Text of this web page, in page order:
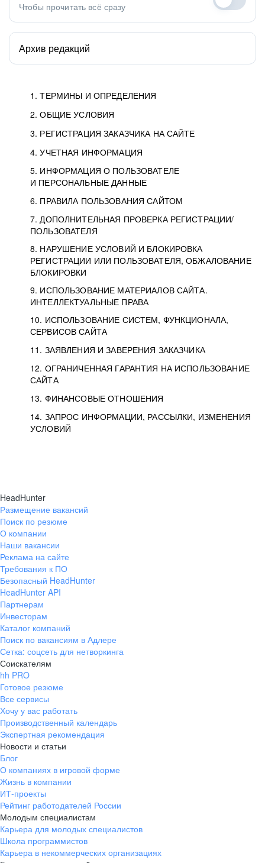
1. ТЕРМИНЫ И ОПРЕДЕЛЕНИЯ
2. ОБЩИЕ УСЛОВИЯ
3. РЕГИСТРАЦИЯ ЗАКАЗЧИКА НА САЙТЕ
4. УЧЕТНАЯ ИНФОРМАЦИЯ
5. ИНФОРМАЦИЯ О ПОЛЬЗОВАТЕЛЕ
И ПЕРСОНАЛЬНЫЕ ДАННЫЕ
6. ПРАВИЛА ПОЛЬЗОВАНИЯ САЙТОМ
7. ДОПОЛНИТЕЛЬНАЯ ПРОВЕРКА РЕГИСТРАЦИИ/
ПОЛЬЗОВАТЕЛЯ
8. НАРУШЕНИЕ УСЛОВИЙ И БЛОКИРОВКА
РЕГИСТРАЦИИ ИЛИ ПОЛЬЗОВАТЕЛЯ, ОБЖАЛОВАНИЕ
БЛОКИРОВКИ
9. ИСПОЛЬЗОВАНИЕ МАТЕРИАЛОВ САЙТА.
ИНТЕЛЛЕКТУАЛЬНЫЕ ПРАВА
10. ИСПОЛЬЗОВАНИЕ СИСТЕМ, ФУНКЦИОНАЛА,
СЕРВИСОВ САЙТА
11. ЗАЯВЛЕНИЯ И ЗАВЕРЕНИЯ ЗАКАЗЧИКА
12. ОГРАНИЧЕННАЯ ГАРАНТИЯ НА ИСПОЛЬЗОВАНИЕ
САЙТА
13. ФИНАНСОВЫЕ ОТНОШЕНИЯ
14. ЗАПРОС ИНФОРМАЦИИ, РАССЫЛКИ, ИЗМЕНЕНИЯ
УСЛОВИЙ
Чтобы прочитать всё сразу
Архив редакций
HeadHunter
Размещение вакансий
Поиск по резюме
О компании
Наши вакансии
Реклама на сайте
Требования к ПО
Безопасный HeadHunter
HeadHunter API
Партнерам
Инвесторам
Каталог компаний
Поиск по вакансиям в Адлере
Сетка: соцсеть для нетворкинга
Соискателям
hh PRO
Готовое резюме
Все сервисы
Хочу у вас работать
Производственный календарь
Экспертная рекомендация
Новости и статьи
Блог
О компаниях в игровой форме
Жизнь в компании
ИТ-проекты
Рейтинг работодателей России
Молодым специалистам
Карьера для молодых специалистов
Школа программистов
Карьера в некоммерческих организациях